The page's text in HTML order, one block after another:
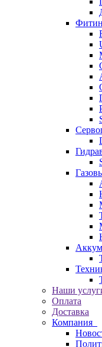
Наши
Оплата
Доставка
Компания